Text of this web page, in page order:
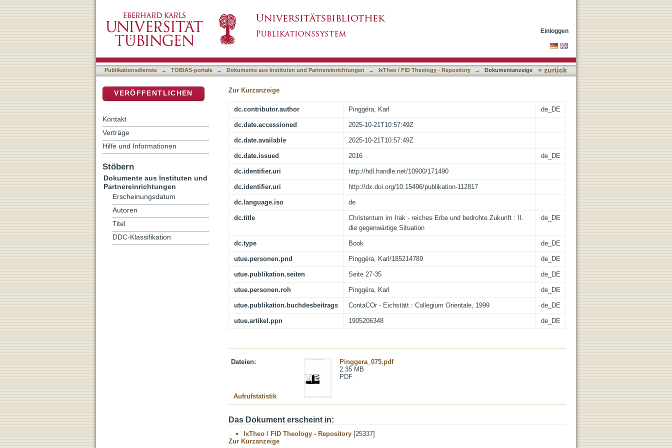
Einloggen
Publikationsdienste → TOBIAS-portale → Dokumente aus Instituten und Partnereinrichtungen → IxTheo / FID Theology - Repository → Dokumentanzeige « zurück
Zur Kurzanzeige
dc.contributor.author Pinggéra, Karl de_DE
dc.date.accessioned 2025-10-21T10:57:49Z
dc.date.available 2025-10-21T10:57:49Z
dc.date.issued 2016 de_DE
dc.identifier.uri http://hdl.handle.net/10900/171490
dc.identifier.uri http://dx.doi.org/10.15496/publikation-112817
dc.language.iso de
dc.title
Christentum im Irak - reiches Erbe und bedrohte Zukunft : II.
die gegenwärtige Situation
de_DE
dc.type Book de_DE
utue.personen.pnd Pinggéra, Karl/185214789 de_DE
utue.publikation.seiten Seite 27-35 de_DE
utue.personen.roh Pinggéra, Karl de_DE
utue.publikation.buchdesbeitrags ContaCOr - Eichstätt : Collegium Orientale, 1999 de_DE
utue.artikel.ppn 1905206348 de_DE
Dateien:
Pinggera_075.pdf
2.35 MB
PDF
Aufrufstatistik
Das Dokument erscheint in:
IxTheo / FID Theology - Repository [25337]
Zur Kurzanzeige
VERÖFFENTLICHEN
Kontakt
Verträge
Hilfe und Informationen
Stöbern
Dokumente aus Instituten und
Partnereinrichtungen
Erscheinungsdatum
Autoren
Titel
DDC-Klassifikation